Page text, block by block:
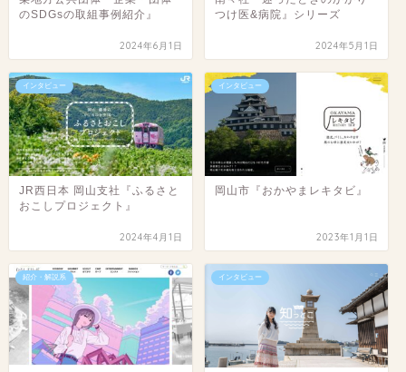
のSDGsの取組事例紹介』
2024年6月1日
つけ医&病院』シリーズ
2024年5月1日
インタビュー
JR西日本 岡山支社『ふるさと
おこしプロジェクト』
2024年4月1日
インタビュー
岡山市『おかやまレキタビ』
2023年1月1日
紹介・解説系 インタビュー